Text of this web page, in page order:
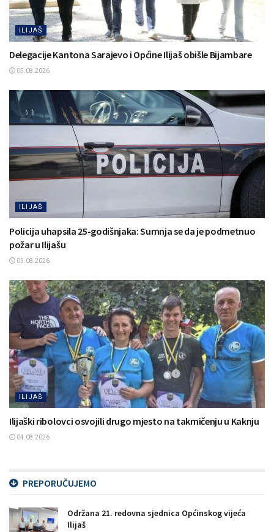
ILIJAŠ
Delegacije Kantona Sarajevo i Općine Ilijaš obišle Bijambare
05.08.2026.
ILIJAŠ
Policija uhapsila 25-godišnjaka: Sumnja se da je podmetnuo
požar u Ilijašu
05.08.2026.
ILIJAŠ
Ilijaški ribolovci osvojili drugo mjesto na takmičenju u Kaknju
04.08.2026.
PREPORUČUJEMO
Održana 21. redovna sjednica Općinskog vijeća
Ilijaš